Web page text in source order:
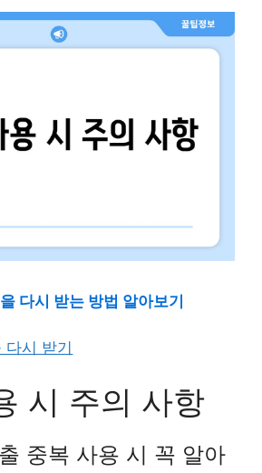
다시 받는 방법 알아보기
다시 받기
시 주의 사항
중복 사용 시 꼭 알아